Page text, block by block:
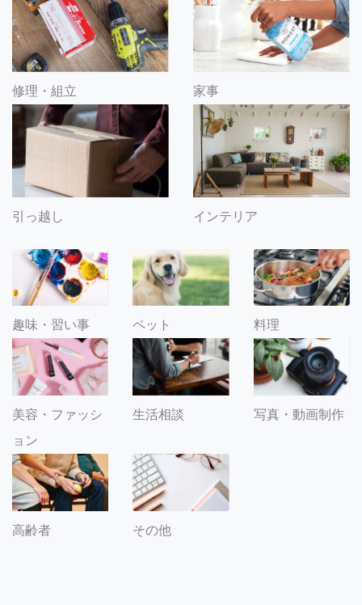
修理・組立 家事
引っ越し インテリア
趣味・習い事 ペット 料理
美容・ファッシ
ョン
生活相談 写真・動画制作
高齢者 その他